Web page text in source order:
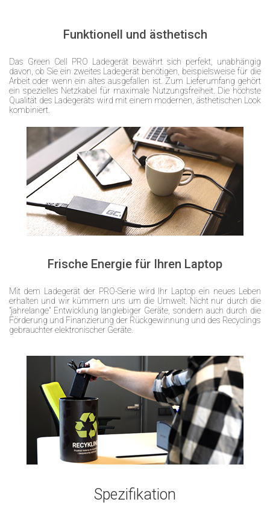
Funktionell und ästhetisch
Das Green Cell PRO Ladegerät bewährt sich perfekt, unabhängig
davon, ob Sie ein zweites Ladegerät benötigen, beispielsweise für die
Arbeit oder wenn ein altes ausgefallen ist. Zum Lieferumfang gehört
ein spezielles Netzkabel für maximale Nutzungsfreiheit. Die höchste
Qualität des Ladegeräts wird mit einem modernen, ästhetischen Look
kombiniert.
Frische Energie für Ihren Laptop
Mit dem Ladegerät der PRO-Serie wird Ihr Laptop ein neues Leben
erhalten und wir kümmern uns um die Umwelt. Nicht nur durch die
"jahrelange" Entwicklung langlebiger Geräte, sondern auch durch die
Förderung und Finanzierung der Rückgewinnung und des Recyclings
gebrauchter elektronischer Geräte.
Spezifikation